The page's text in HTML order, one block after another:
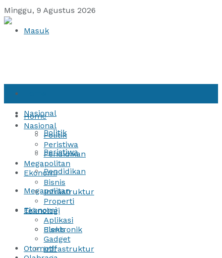
Minggu, 9 Agustus 2026
Masuk
Nasional
Politik
Peristiwa
Pendidikan
Megapolitan
Ekonomi
Bisnis
Infrastruktur
Home
Nasional
Politik
Peristiwa
Pendidikan
Megapolitan
Ekonomi
Bisnis
Infrastruktur
Properti
Teknologi
Aplikasi
Elektronik
Gadget
Otomotif